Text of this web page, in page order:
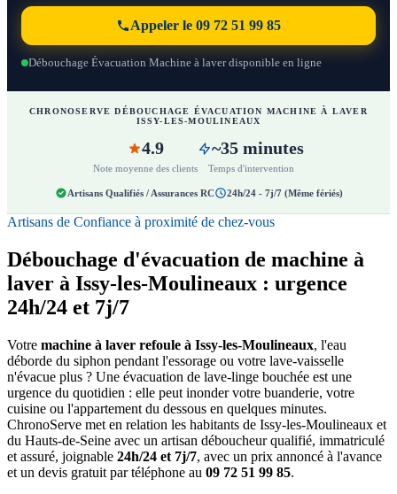
Appeler le 09 72 51 99 85
Débouchage Évacuation Machine à laver disponible en ligne
CHRONOSERVE DÉBOUCHAGE ÉVACUATION MACHINE À LAVER
ISSY-LES-MOULINEAUX
4.9
Note moyenne des clients
~35 minutes
Temps d'intervention
Artisans Qualifiés / Assurances RC 24h/24 - 7j/7 (Même fériés)
Artisans de Confiance à proximité de chez-vous
Débouchage d'évacuation de machine à
laver à Issy-les-Moulineaux : urgence
24h/24 et 7j/7
Votre machine à laver refoule à Issy-les-Moulineaux, l'eau
déborde du siphon pendant l'essorage ou votre lave-vaisselle
n'évacue plus ? Une évacuation de lave-linge bouchée est une
urgence du quotidien : elle peut inonder votre buanderie, votre
cuisine ou l'appartement du dessous en quelques minutes.
ChronoServe met en relation les habitants de Issy-les-Moulineaux et
du Hauts-de-Seine avec un artisan déboucheur qualifié, immatriculé
et assuré, joignable 24h/24 et 7j/7, avec un prix annoncé à l'avance
et un devis gratuit par téléphone au 09 72 51 99 85.